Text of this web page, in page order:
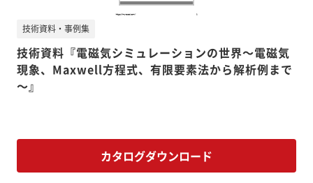
技術資料『電磁気シミュレーションの世界～電磁気
現象、Maxwell方程式、有限要素法から解析例まで
～』
技術資料・事例集
カタログダウンロード